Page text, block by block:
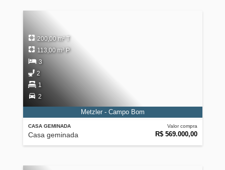
CASA GEMINADA
Casa geminada
Valor compra
R$ 569.000,00
200,00 m² T
113,00 m² P
3
2
1
2
Metzler - Campo Bom